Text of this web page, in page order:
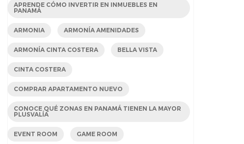
APRENDE CÓMO INVERTIR EN INMUEBLES EN
PANAMÁ
ARMONIA ARMONÍA AMENIDADES
ARMONÍA CINTA COSTERA BELLA VISTA
CINTA COSTERA
COMPRAR APARTAMENTO NUEVO
CONOCE QUÉ ZONAS EN PANAMÁ TIENEN LA MAYOR
PLUSVALÍA
EVENT ROOM GAME ROOM